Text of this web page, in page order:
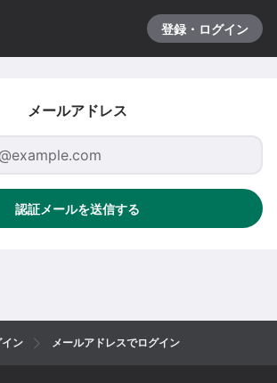
登録・ログイン
メールアドレス
認証メールを送信する
イン メールアドレスでログイン